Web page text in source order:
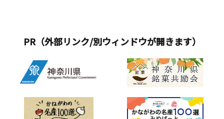
PR（外部リンク/別ウィンドウが開きます）